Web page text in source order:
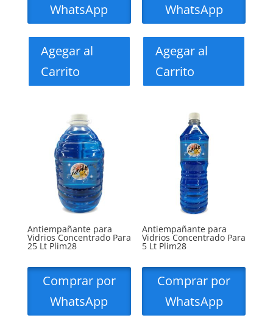
WhatsApp
Agegar al
Carrito
WhatsApp
Agegar al
Carrito
Antiempañante para
Vidrios Concentrado Para
25 Lt Plim28
Comprar por
WhatsApp
Antiempañante para
Vidrios Concentrado Para
5 Lt Plim28
Comprar por
WhatsApp